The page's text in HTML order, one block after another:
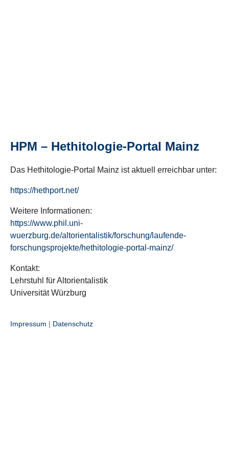
HPM – Hethitologie-Portal Mainz
Das Hethitologie-Portal Mainz ist aktuell erreichbar unter:
https://hethport.net/
Weitere Informationen:
https://www.phil.uni-
wuerzburg.de/altorientalistik/forschung/laufende-
forschungsprojekte/hethitologie-portal-mainz/
Kontakt:
Lehrstuhl für Altorientalistik
Universität Würzburg
Impressum | Datenschutz